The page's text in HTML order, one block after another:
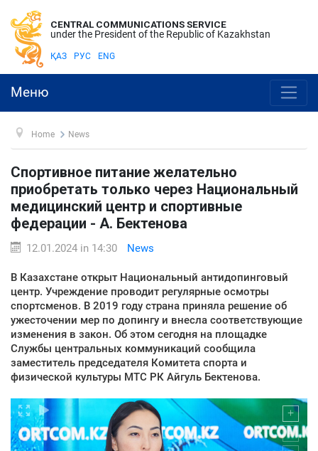
CENTRAL COMMUNICATIONS SERVICE
under the President of the Republic of Kazakhstan
ҚАЗ РУС ENG
Меню
Home News
Спортивное питание желательно
приобретать только через Национальный
медицинский центр и спортивные
федерации - А. Бектенова
12.01.2024 in 14:30 News
В Казахстане открыт Национальный антидопинговый
центр. Учреждение проводит регулярные осмотры
спортсменов. В 2019 году страна приняла решение об
ужесточении мер по допингу и внесла соответствующие
изменения в закон. Об этом сегодня на площадке
Службы центральных коммуникаций сообщила
заместитель председателя Комитета спорта и
физической культуры МТС РК Айгуль Бектенова.